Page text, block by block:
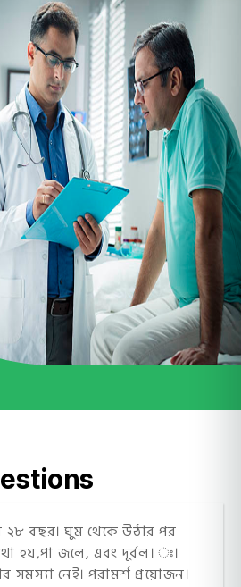
২৮ বছর। ঘুম থেকে উঠার পর
হয়,পা জলে, এবং দুর্বল। ঃ।
সমস্যা নেই। পরামর্শ প্রয়োজন।